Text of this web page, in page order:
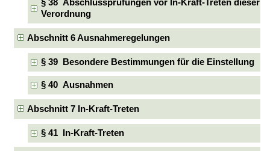
§ 38 Abschlussprüfungen vor In-Kraft-Treten dieser
Verordnung
Abschnitt 6 Ausnahmeregelungen
§ 39 Besondere Bestimmungen für die Einstellung
§ 40 Ausnahmen
Abschnitt 7 In-Kraft-Treten
§ 41 In-Kraft-Treten